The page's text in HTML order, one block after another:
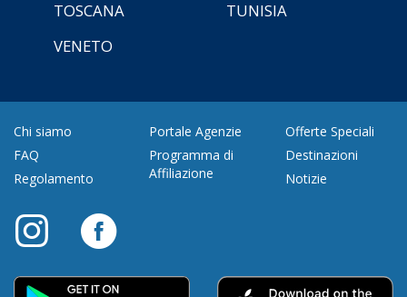
TOSCANA
TUNISIA
VENETO
Chi siamo
FAQ
Regolamento
Portale Agenzie
Programma di
Affiliazione
Offerte Speciali
Destinazioni
Notizie